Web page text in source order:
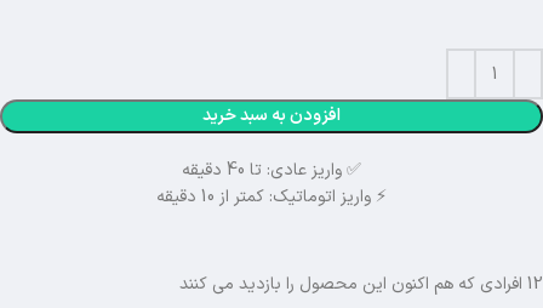
افزودن به سبد خرید
✅ واریز عادی: تا 40 دقیقه
⚡ واریز اتوماتیک: کمتر از 10 دقیقه
12 افرادی که هم اکنون این محصول را بازدید می کنند